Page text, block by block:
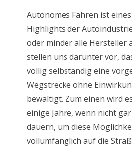
Autonomes Fahren ist
Highlights der
oder minder alle Hersteller
stellen uns darunter vor,
völlig selbständig eine
Wegstrecke ohne
bewältigt. Zum einen wird
einige Jahre, wenn nicht
dauern, um diese
vollumfänglich auf die